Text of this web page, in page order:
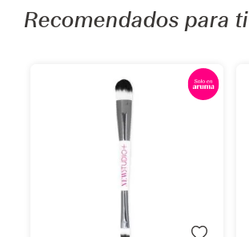
Recomendados para ti
Añadir